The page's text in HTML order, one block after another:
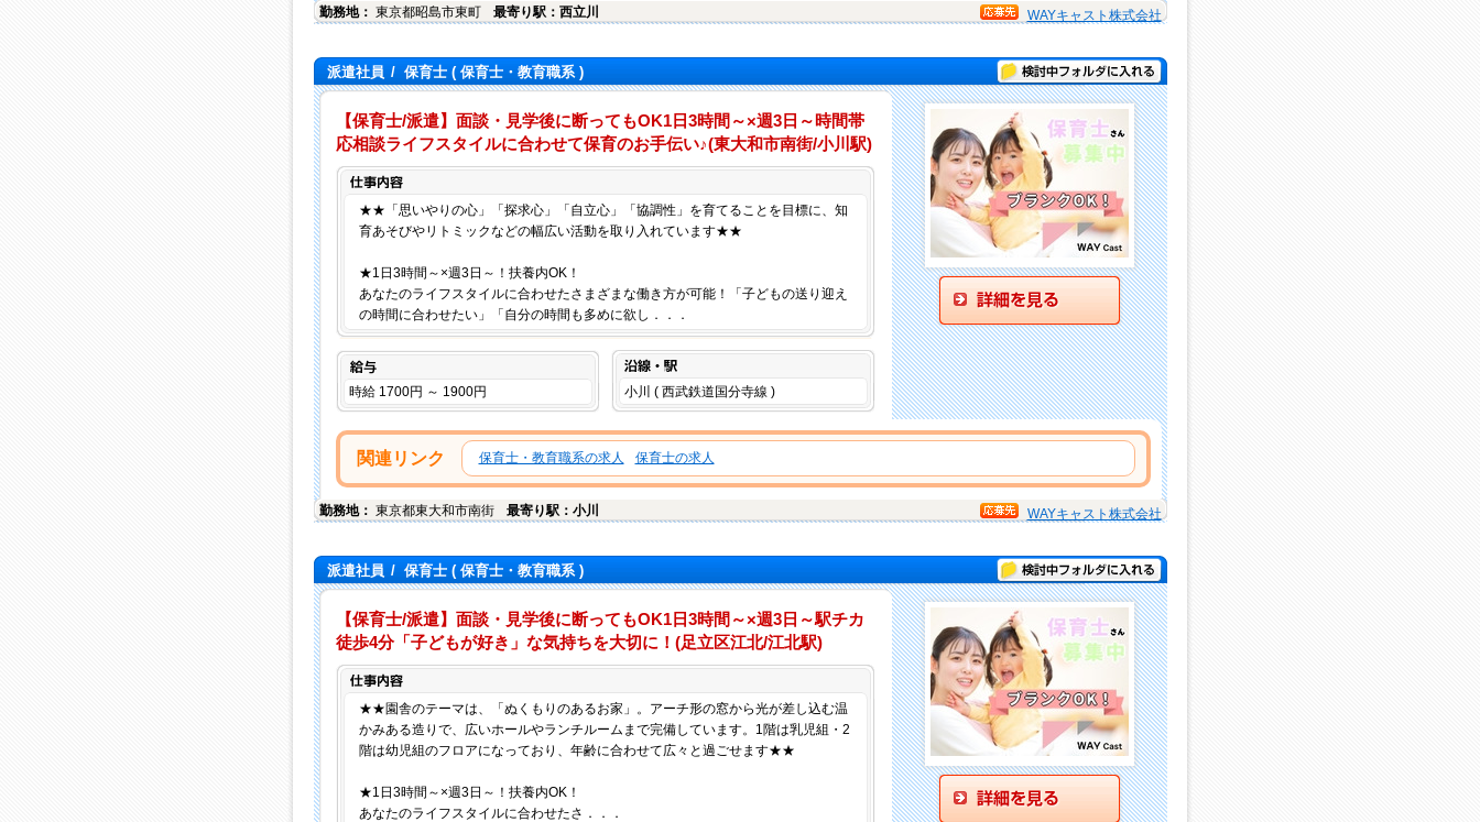
勤務地： 東京都昭島市東町 最寄り駅：西立川 WAYキャスト株式会社
派遣社員 / 保育士( 保育士・教育職系 ) 検討中フォルダに入れる
【保育士/派遣】面談・見学後に断ってもOK1日3時間～×週3日～時間帯
応相談ライフスタイルに合わせて保育のお手伝い♪(東大和市南街/小川駅)
★★「思いやりの心」「探求心」「自立心」「協調性」を育てることを目標に、知
育あそびやリトミックなどの幅広い活動を取り入れています★★
★1日3時間～×週3日～！扶養内OK！
あなたのライフスタイルに合わせたさまざまな働き方が可能！「子どもの送り迎え
の時間に合わせたい」「自分の時間も多めに欲し．．．
給与
時給 1700円 ～ 1900円 小川 ( 西武鉄道国分寺線 )
関連リンク 保育士・教育職系の求人 保育士の求人
勤務地： 東京都東大和市南街 最寄り駅：小川 WAYキャスト株式会社
派遣社員 / 保育士( 保育士・教育職系 ) 検討中フォルダに入れる
【保育士/派遣】面談・見学後に断ってもOK1日3時間～×週3日～駅チカ
徒歩4分「子どもが好き」な気持ちを大切に！(足立区江北/江北駅)
★★園舎のテーマは、「ぬくもりのあるお家」。アーチ形の窓から光が差し込む温
かみある造りで、広いホールやランチルームまで完備しています。1階は乳児組・2
階は幼児組のフロアになっており、年齢に合わせて広々と過ごせます★★
★1日3時間～×週3日～！扶養内OK！
あなたのライフスタイルに合わせたさ．．．